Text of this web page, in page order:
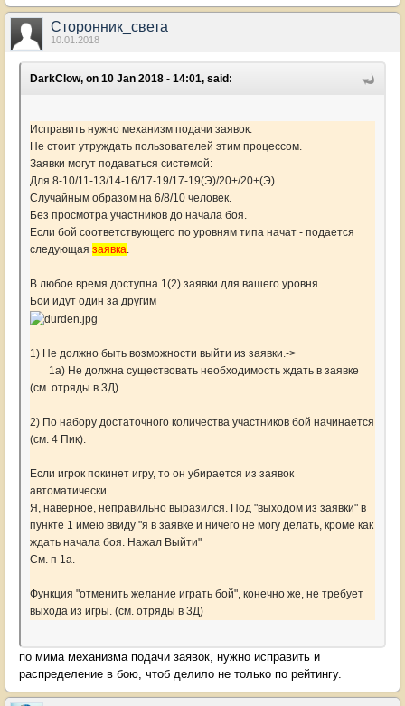
Сторонник_света
10.01.2018
DarkClow, on 10 Jan 2018 - 14:01, said:
Исправить нужно механизм подачи заявок.
Не стоит утруждать пользователей этим процессом.
Заявки могут подаваться системой:
Для 8-10/11-13/14-16/17-19/17-19(Э)/20+/20+(Э)
Случайным образом на 6/8/10 человек.
Без просмотра участников до начала боя.
Если бой соответствующего по уровням типа начат - подается
следующая заявка.
В любое время доступна 1(2) заявки для вашего уровня.
Бои идут один за другим
1) Не должно быть возможности выйти из заявки.->
1а) Не должна существовать необходимость ждать в заявке
(см. отряды в 3Д).
2) По набору достаточного количества участников бой начинается
(см. 4 Пик).
Если игрок покинет игру, то он убирается из заявок
автоматически.
Я, наверное, неправильно выразился. Под "выходом из заявки" в
пункте 1 имею ввиду "я в заявке и ничего не могу делать, кроме как
ждать начала боя. Нажал Выйти"
См. п 1а.
Функция "отменить желание играть бой", конечно же, не требует
выхода из игры. (см. отряды в 3Д)
по мима механизма подачи заявок, нужно исправить и
распределение в бою, чтоб делило не только по рейтингу.